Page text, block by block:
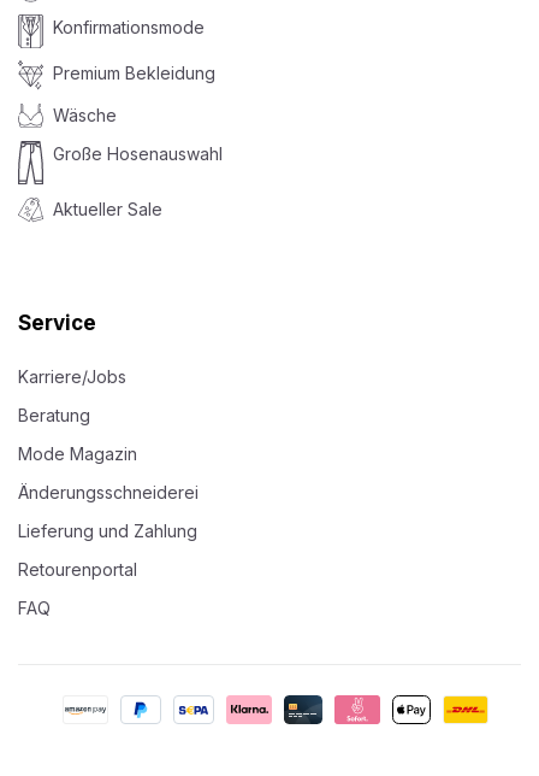
Konfirmationsmode
Premium Bekleidung
Wäsche
Große Hosenauswahl
Aktueller Sale
Service
Karriere/Jobs
Beratung
Mode Magazin
Änderungsschneiderei
Lieferung und Zahlung
Retourenportal
FAQ